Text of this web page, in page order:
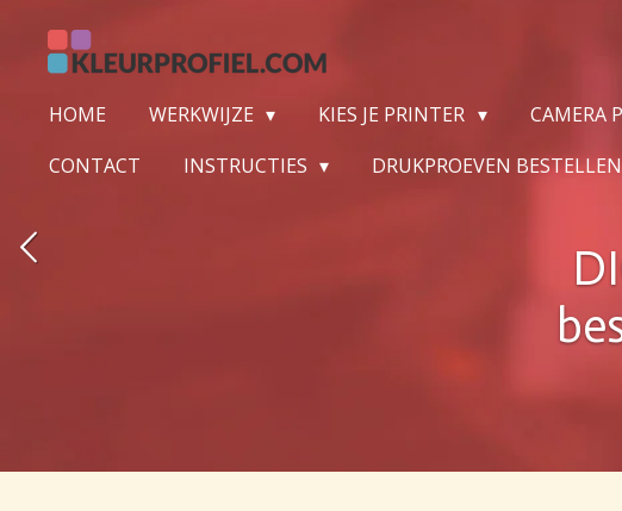
direct
HOME WERKWIJZE KIES JE PRINTER CAMERA
CONTACT
INSTRUCTIES DRUKPROEVEN BESTELLEN